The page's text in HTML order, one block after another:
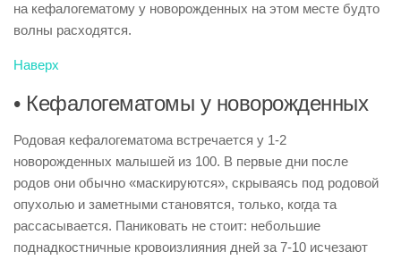
на кефалогематому у новорожденных на этом месте будто
волны расходятся.
Наверх
• Кефалогематомы у новорожденных
Родовая кефалогематома встречается у 1-2
новорожденных малышей из 100. В первые дни после
родов они обычно «маскируются», скрываясь под родовой
опухолью и заметными становятся, только, когда та
рассасывается. Паниковать не стоит: небольшие
поднадкостничные кровоизлияния дней за 7-10 исчезают